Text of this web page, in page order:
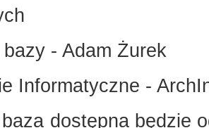
- Adam Żurek
Informatyczne -
dostępna będzie